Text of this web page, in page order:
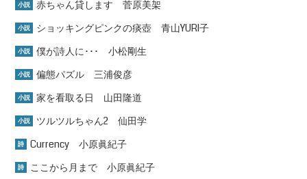
小説 赤ちゃん貸します 菅原美架
小説 ショッキングピンクの痰壺 青山YURI子
小説 僕が詩人に･･･ 小松剛生
小説 偏態パズル 三浦俊彦
小説 家を看取る日 山田隆道
小説 ツルツルちゃん2 仙田学
詩 Currency 小原眞紀子
詩 ここから月まで 小原眞紀子